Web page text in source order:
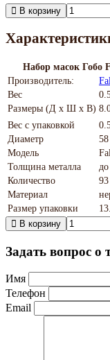
В корзину
Набор масок Гобо
Производитель:
Вес
Размеры (Д х Ш х В)
Вес с упаковкой
Диаметр
Модель
Толщина металла
Количество
Материал
Размер упаковки
В корзину
Задать вопрос о
Имя
Телефон
Email